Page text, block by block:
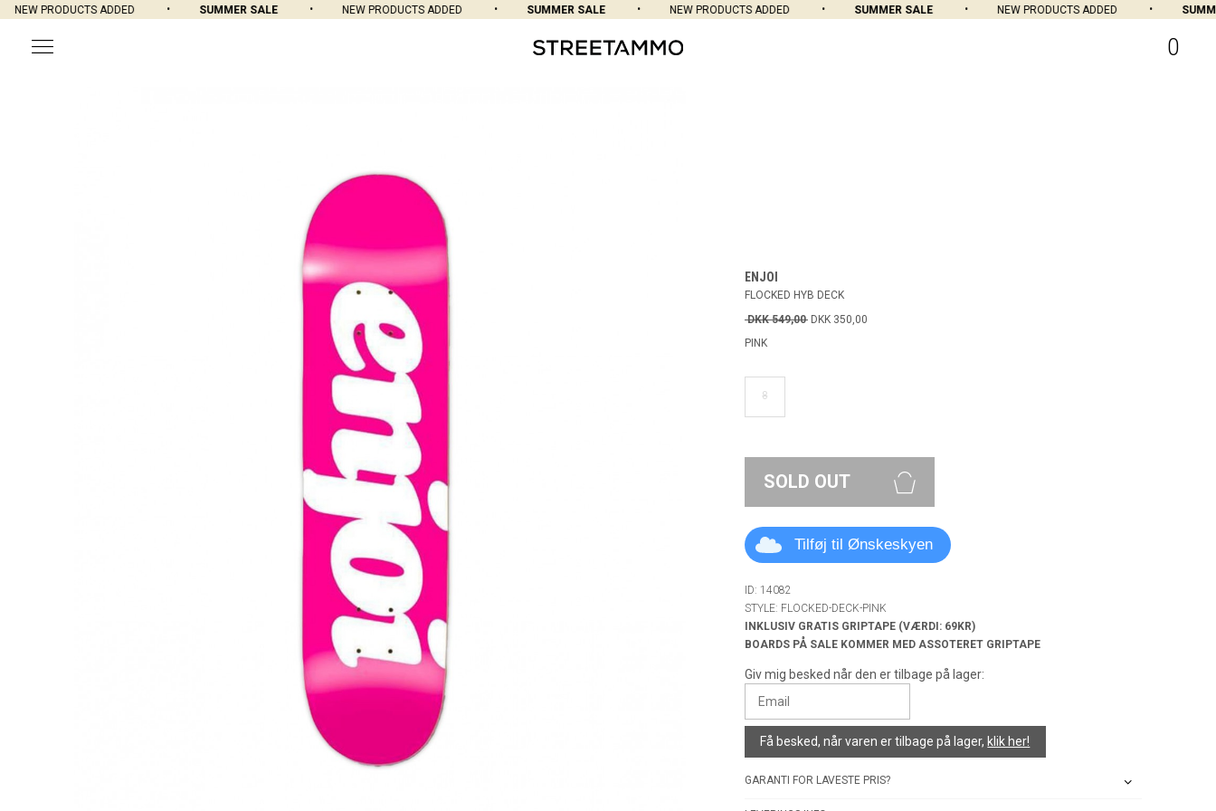
NEW PRODUCTS ADDED SUMMER SALE NEW PRODUCTS ADDED SUMMER SALE NEW PRODUCTS ADDED SUMMER SALE NEW PRODUCTS ADDED
0
ENJOI
FLOCKED HYB DECK
DKK 549,00 DKK 350,00
PINK
8
SOLD OUT
Tilføj til Ønskeskyen
ID: 14082
STYLE: FLOCKED-DECK-PINK
INKLUSIV GRATIS GRIPTAPE (VÆRDI: 69KR)
BOARDS PÅ SALE KOMMER MED ASSOTERET GRIPTAPE
Giv mig besked når den er tilbage på lager:
Få besked, når varen er tilbage på lager, klik her!
GARANTI FOR LAVESTE PRIS?